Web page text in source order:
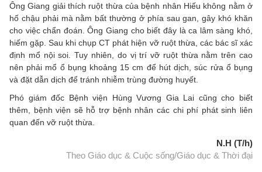
Ông Giang giải thích ruột thừa của bệnh nhân Hiếu không nằm ở
hố chậu phải mà nằm bất thường ở phía sau gan, gây khó khăn
cho việc chẩn đoán. Ông Giang cho biết đây là ca lâm sàng khó,
hiếm gặp. Sau khi chụp CT phát hiện vỡ ruột thừa, các bác sĩ xác
định mổ nội soi. Tuy nhiên, do vị trí vỡ ruột thừa nằm trên cao
nên phải mổ ổ bụng khoảng 15 cm để hút dịch, súc rửa ổ bụng
và đặt dẫn dịch để tránh nhiễm trùng đường huyết.
Phó giám đốc Bệnh viện Hùng Vương Gia Lai cũng cho biết
thêm, bệnh viện sẽ hỗ trợ bệnh nhân các chi phí phát sinh liên
quan đến vỡ ruột thừa.
N.H (T/h)
Theo Giáo dục & Cuộc sống/Giáo dục & Thời đại